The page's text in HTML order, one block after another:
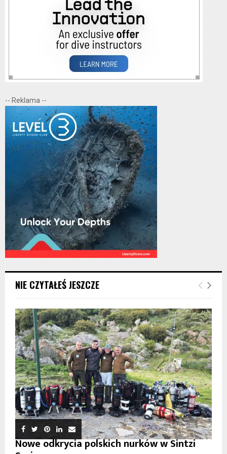
-- Reklama --
NIE CZYTAŁEŚ JESZCZE
Nowe odkrycia polskich nurków w Sintzi